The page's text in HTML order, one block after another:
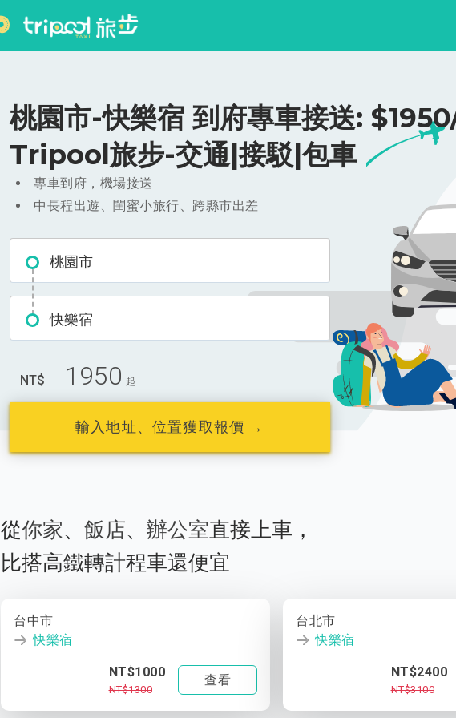
桃園市-快樂宿 到府專車接送:
Tripool旅步-交通|接駁|包車
專車到府，機場接送
中長程出遊、閨蜜小旅行、跨縣市出差
桃園市
快樂宿
NT$ 1950 起
輸入地址、位置獲取報價 →
從你家、 飯店、 辦公室直接上車，
比搭高鐵轉計程車還便宜
台中市
快樂宿
NT$1000
NT$1300
查看
台北市
快樂宿
NT$2400
NT$3100